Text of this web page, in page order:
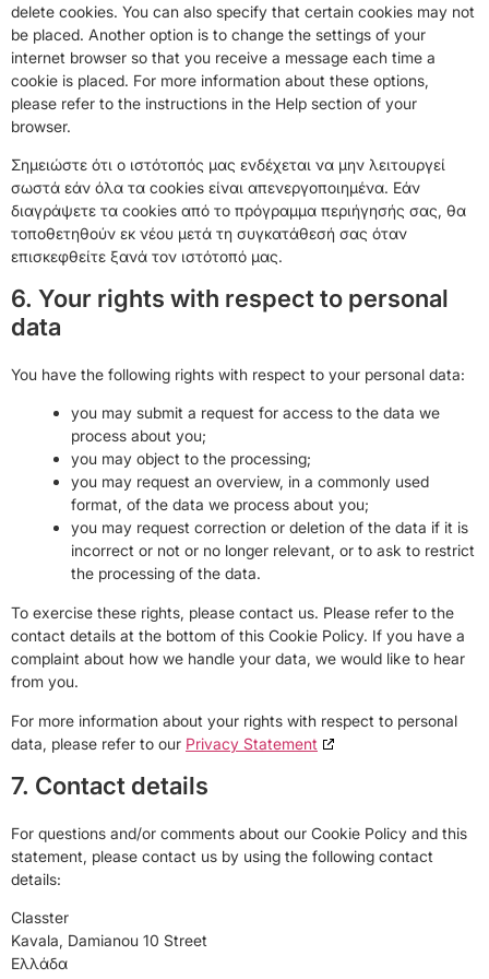
delete cookies. You can also specify that certain cookies may not
be placed. Another option is to change the settings of your
internet browser so that you receive a message each time a
cookie is placed. For more information about these options,
please refer to the instructions in the Help section of your
browser.
Σημειώστε ότι ο ιστότοπός μας ενδέχεται να μην λειτουργεί
σωστά εάν όλα τα cookies είναι απενεργοποιημένα. Εάν
διαγράψετε τα cookies από το πρόγραμμα περιήγησής σας, θα
τοποθετηθούν εκ νέου μετά τη συγκατάθεσή σας όταν
επισκεφθείτε ξανά τον ιστότοπό μας.
6. Your rights with respect to personal
data
You have the following rights with respect to your personal data:
you may submit a request for access to the data we
process about you;
you may object to the processing;
you may request an overview, in a commonly used
format, of the data we process about you;
you may request correction or deletion of the data if it is
incorrect or not or no longer relevant, or to ask to restrict
the processing of the data.
To exercise these rights, please contact us. Please refer to the
contact details at the bottom of this Cookie Policy. If you have a
complaint about how we handle your data, we would like to hear
from you.
For more information about your rights with respect to personal
data, please refer to our Privacy Statement
7. Contact details
For questions and/or comments about our Cookie Policy and this
statement, please contact us by using the following contact
details:
Classter
Kavala, Damianou 10 Street
Ελλάδα